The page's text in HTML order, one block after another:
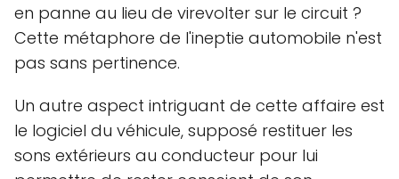
en panne au lieu de virevolter sur le circuit ?
Cette métaphore de l'ineptie automobile n'est
pas sans pertinence.
Un autre aspect intriguant de cette affaire est
le logiciel du véhicule, supposé restituer les
sons extérieurs au conducteur pour lui